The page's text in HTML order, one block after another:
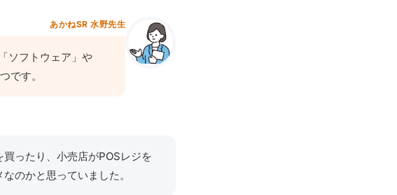
あかねSR 水野先生
ソフトウェア」や
です。
ったり、小売店がPOSレジを
のかと思っていました。